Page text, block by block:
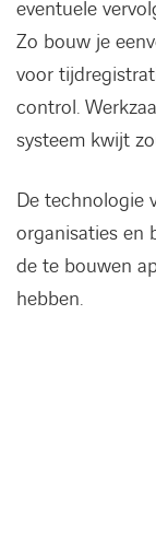
eventuele
Zo bouw je
voor
control.
systeem kwijt
De technologie
organisaties en
de te bouwen
hebben.